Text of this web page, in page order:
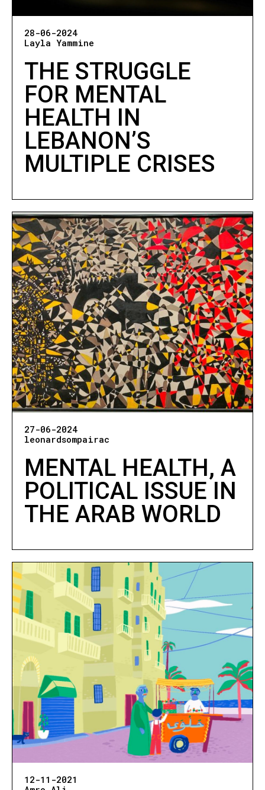
28-06-2024
Layla Yammine
THE STRUGGLE
FOR MENTAL
HEALTH IN
LEBANON’S
MULTIPLE CRISES
27-06-2024
leonardsompairac
MENTAL HEALTH, A
POLITICAL ISSUE IN
THE ARAB WORLD
12-11-2021